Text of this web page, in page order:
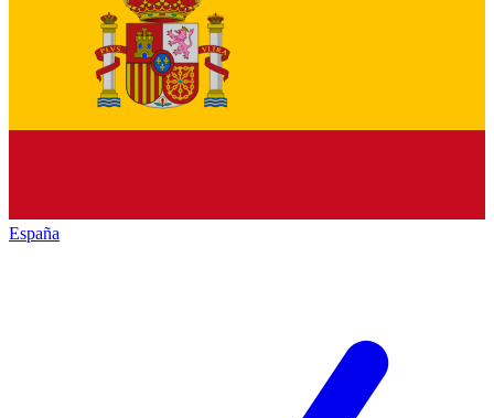
España